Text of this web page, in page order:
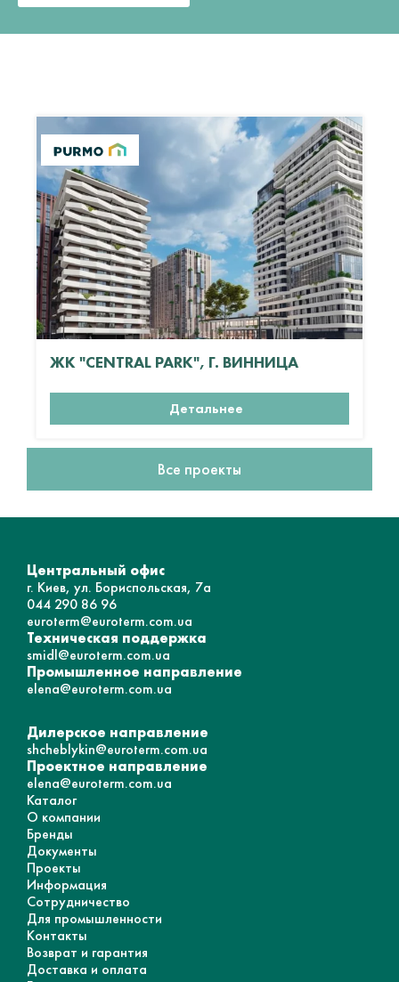
ЖК "CENTRAL PARK", Г. ВИННИЦА
Детальнее
Все проекты
Центральный офис
г. Киев, ул. Бориспольская, 7а
044 290 86 96
euroterm@euroterm.com.ua
Техническая поддержка
smidl@euroterm.com.ua
Промышленное направление
elena@euroterm.com.ua
Дилерское направление
shcheblykin@euroterm.com.ua
Проектное направление
elena@euroterm.com.ua
Каталог
О компании
Бренды
Документы
Проекты
Информация
Сотрудничество
Для промышленности
Контакты
Возврат и гарантия
Доставка и оплата